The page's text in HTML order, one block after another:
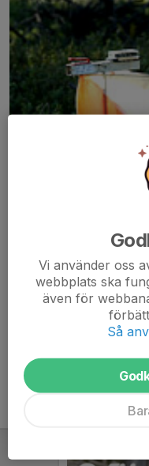
Här hamnar automatiskt
att kunna börja
höger.
Vi använder oss
webbplats ska
även för
Så